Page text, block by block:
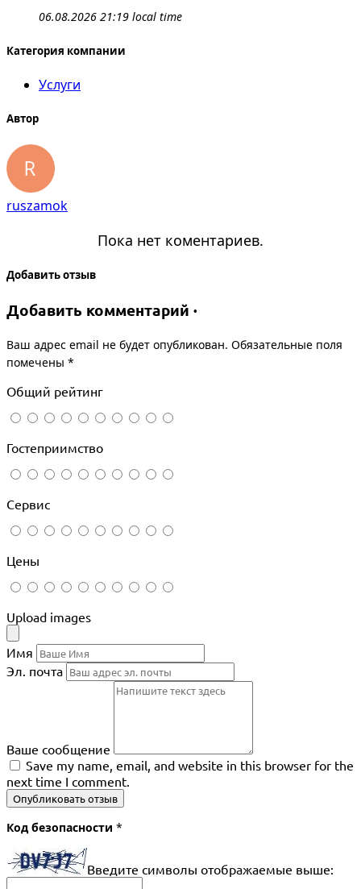
06.08.2026 21:19 local time
Категория компании
Услуги
Автор
ruszamok
Пока нет коментариев.
Добавить отзыв
Добавить комментарий ·
Ваш адрес email не будет опубликован. Обязательные поля
помечены *
Общий рейтинг
Гостеприимство
Сервис
Цены
Upload images
Имя
Эл. почта
Ваше сообщение
Save my name, email, and website in this browser for the
next time I comment.
Опубликовать отзыв
Код безопасности *
Введите символы отображаемые выше: